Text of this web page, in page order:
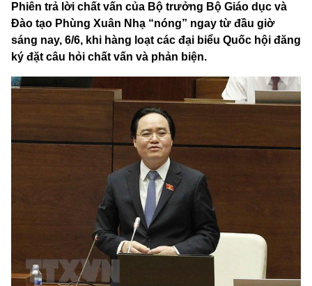
Phiên trả lời chất vấn của Bộ trưởng Bộ Giáo dục và
Đào tạo Phùng Xuân Nhạ “nóng” ngay từ đầu giờ
sáng nay, 6/6, khi hàng loạt các đại biểu Quốc hội đăng
ký đặt câu hỏi chất vấn và phản biện.